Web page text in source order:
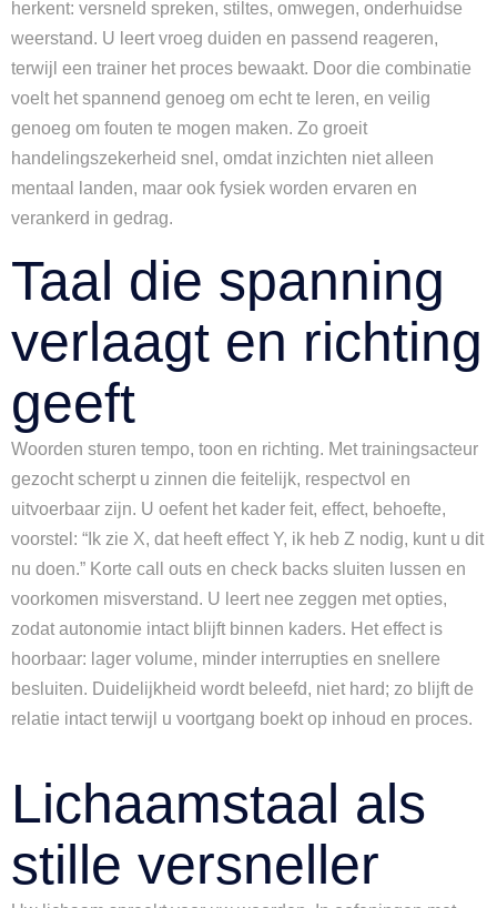
herkent: versneld spreken, stiltes, omwegen, onderhuidse
weerstand. U leert vroeg duiden en passend reageren,
terwijl een trainer het proces bewaakt. Door die combinatie
voelt het spannend genoeg om echt te leren, en veilig
genoeg om fouten te mogen maken. Zo groeit
handelingszekerheid snel, omdat inzichten niet alleen
mentaal landen, maar ook fysiek worden ervaren en
verankerd in gedrag.
Taal die spanning
verlaagt en richting
geeft
Woorden sturen tempo, toon en richting. Met trainingsacteur
gezocht scherpt u zinnen die feitelijk, respectvol en
uitvoerbaar zijn. U oefent het kader feit, effect, behoefte,
voorstel: “Ik zie X, dat heeft effect Y, ik heb Z nodig, kunt u dit
nu doen.” Korte call outs en check backs sluiten lussen en
voorkomen misverstand. U leert nee zeggen met opties,
zodat autonomie intact blijft binnen kaders. Het effect is
hoorbaar: lager volume, minder interrupties en snellere
besluiten. Duidelijkheid wordt beleefd, niet hard; zo blijft de
relatie intact terwijl u voortgang boekt op inhoud en proces.
Lichaamstaal als
stille versneller